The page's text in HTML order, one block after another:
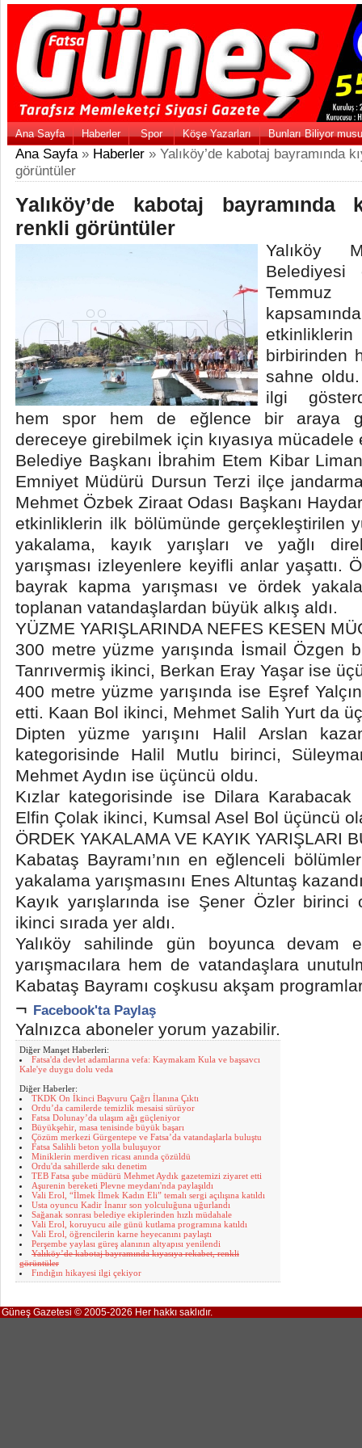
Ana Sayfa Haberler Spor Köşe Yazarları Bunları Biliyor
Ana Sayfa» Haberler » Yalıköy’de kabotaj bayramında
görüntüler
Yalıköy’de kabotaj bayramında
renkli görüntüler
Yalıköy
Belediyesi
Temmuz
birbirinden
sahne
ilgi
hem spor hem de eğlence bir araya
dereceye girebilmek için kıyasıya mücadele
Belediye Başkanı İbrahim Etem Kibar
Emniyet Müdürü Dursun Terzi ilçe
Mehmet Özbek Ziraat Odası Başkanı Haydar
etkinliklerin ilk bölümünde gerçekleştirilen
yakalama, kayık yarışları ve yağlı
yarışması izleyenlere keyifli anlar yaşattı.
bayrak kapma yarışması ve ördek
toplanan vatandaşlardan büyük alkış aldı.
YÜZME YARIŞLARINDA NEFES KESEN
300 metre yüzme yarışında İsmail Özgen
Tanrıvermiş ikinci, Berkan Eray Yaşar ise
400 metre yüzme yarışında ise Eşref
etti. Kaan Bol ikinci, Mehmet Salih Yurt da
Dipten yüzme yarışını Halil Arslan
kategorisinde Halil Mutlu birinci,
Mehmet Aydın ise üçüncü oldu.
Kızlar kategorisinde ise Dilara Karabacak
Elfin Çolak ikinci, Kumsal Asel Bol üçüncü
ÖRDEK YAKALAMA VE KAYIK YARIŞLARI
Kabataş Bayramı’nın en eğlenceli
yakalama yarışmasını Enes Altuntaş
Kayık yarışlarında ise Şener Özler
ikinci sırada yer aldı.
Yalıköy sahilinde gün boyunca devam
yarışmacılara hem de vatandaşlara
Kabataş Bayramı coşkusu akşam
¬ Facebook'ta Paylaş
Yalnızca aboneler yorum yazabilir.
Diğer Manşet Haberleri:
Fatsa'da devlet adamlarına vefa: Kaymakam Kula ve başsavcı
Kale'ye duygu dolu veda
Diğer Haberler:
TKDK On İkinci Başvuru Çağrı İlanına Çıktı
Ordu’da camilerde temizlik mesaisi sürüyor
Fatsa Dolunay’da ulaşım ağı güçleniyor
Büyükşehir, masa tenisinde büyük başarı
Çözüm merkezi Gürgentepe ve Fatsa’da vatandaşlarla buluştu
Fatsa Salihli beton yolla buluşuyor
Miniklerin merdiven ricası anında çözüldü
Ordu'da sahillerde sıkı denetim
TEB Fatsa şube müdürü Mehmet Aydık gazetemizi ziyaret etti
Aşurenin bereketi Plevne meydanı'nda paylaşıldı
Vali Erol, “İlmek İlmek Kadın Eli” temalı sergi açılışına katıldı
Usta oyuncu Kadir İnanır son yolculuğuna uğurlandı
Sağanak sonrası belediye ekiplerinden hızlı müdahale
Vali Erol, koruyucu aile günü kutlama programına katıldı
Vali Erol, öğrencilerin karne heyecanını paylaştı
Perşembe yaylası güreş alanının altyapısı yenilendi
Yalıköy’de kabotaj bayramında kıyasıya rekabet, renkli
görüntüler
Fındığın hikayesi ilgi çekiyor
Güneş Gazetesi © 2005-2026 Her hakkı saklıdır.